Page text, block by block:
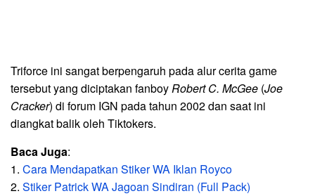
Triforce ini sangat berpengaruh pada alur cerita game
tersebut yang diciptakan fanboyRobert C. McGee (Joe
Cracker) di forum IGN pada tahun 2002 dan saat ini
diangkat balik oleh Tiktokers.
Baca Juga:
1. Cara Mendapatkan Stiker WA Iklan Royco
2. Stiker Patrick WA Jagoan Sindiran (Full Pack)